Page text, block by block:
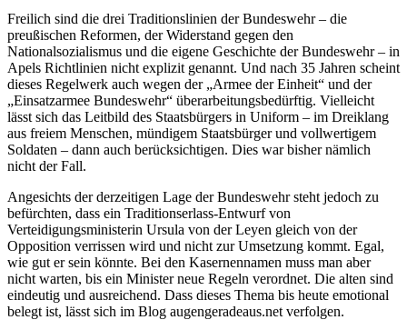
Freilich sind die drei Traditionslinien der Bundeswehr – die
preußischen Reformen, der Widerstand gegen den
Nationalsozialismus und die eigene Geschichte der Bundeswehr – in
Apels Richtlinien nicht explizit genannt. Und nach 35 Jahren scheint
dieses Regelwerk auch wegen der „Armee der Einheit“ und der
„Einsatzarmee Bundeswehr“ überarbeitungsbedürftig. Vielleicht
lässt sich das Leitbild des Staatsbürgers in Uniform – im Dreiklang
aus freiem Menschen, mündigem Staatsbürger und vollwertigem
Soldaten – dann auch berücksichtigen. Dies war bisher nämlich
nicht der Fall.
Angesichts der derzeitigen Lage der Bundeswehr steht jedoch zu
befürchten, dass ein Traditionserlass-Entwurf von
Verteidigungsministerin Ursula von der Leyen gleich von der
Opposition verrissen wird und nicht zur Umsetzung kommt. Egal,
wie gut er sein könnte. Bei den Kasernennamen muss man aber
nicht warten, bis ein Minister neue Regeln verordnet. Die alten sind
eindeutig und ausreichend. Dass dieses Thema bis heute emotional
belegt ist, lässt sich im Blog augengeradeaus.net verfolgen.